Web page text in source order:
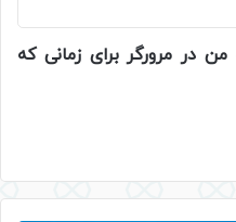
در مرورگر برای زمانی که